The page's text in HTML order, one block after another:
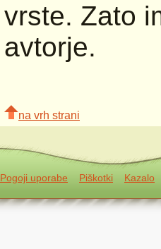
vrste. Zato
avtorje.
na vrh strani
Pogoji uporabe Piškotki Kazalo